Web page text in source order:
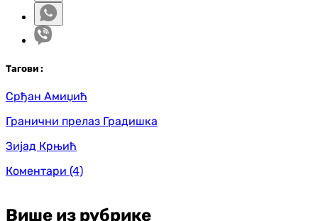
Тагови :
Срђан Амиџић
Гранични прелаз Градишка
Зијад Крњић
Коментари (4)
Више из рубрике